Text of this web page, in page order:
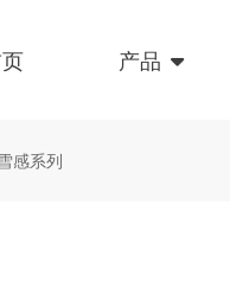
产品
感系列